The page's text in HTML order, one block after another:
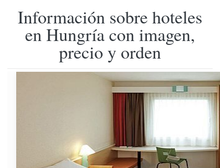
Información sobre hoteles
en Hungría con imagen,
precio y orden